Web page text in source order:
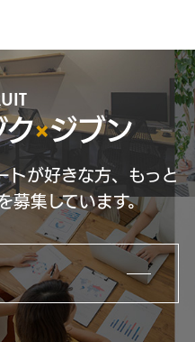
ク×ジブン
トが好きな方、もっと
募集しています。